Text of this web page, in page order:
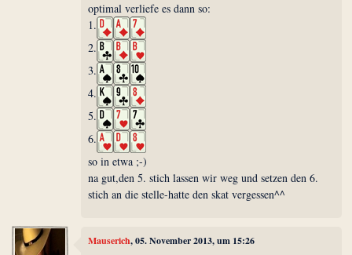
optimal verliefe es dann so:
1.
2.
3.
4.
5.
6.
so in etwa ;-)
na gut,den 5. stich lassen wir weg und setzen den 6.
stich an die stelle-hatte den skat vergessen^^
Mauserich, 05. November 2013, um 15:26